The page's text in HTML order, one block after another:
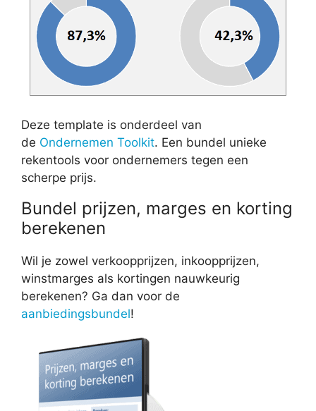
Deze template is onderdeel van
de Ondernemen Toolkit. Een bundel unieke
rekentools voor ondernemers tegen een
scherpe prijs.
Bundel prijzen, marges en korting
berekenen
Wil je zowel verkoopprijzen, inkoopprijzen,
winstmarges als kortingen nauwkeurig
berekenen? Ga dan voor de
aanbiedingsbundel!